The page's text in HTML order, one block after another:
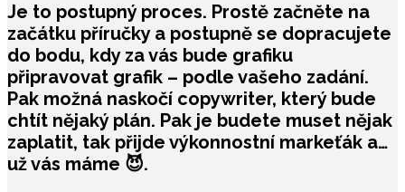
Je to postupný proces. Prostě začněte na
začátku příručky a postupně se dopracujete
do bodu, kdy za vás bude grafiku
připravovat grafik – podle vašeho zadání.
Pak možná naskočí copywriter, který bude
chtít nějaký plán. Pak je budete muset nějak
zaplatit, tak přijde výkonnostní markeťák a…
už vás máme 😈.